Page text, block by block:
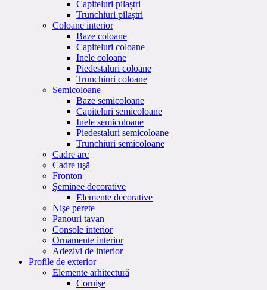
Capiteluri pilaștri
Trunchiuri pilaștri
Coloane interior
Baze coloane
Capiteluri coloane
Inele coloane
Piedestaluri coloane
Trunchiuri coloane
Semicoloane
Baze semicoloane
Capiteluri semicoloane
Inele semicoloane
Piedestaluri semicoloane
Trunchiuri semicoloane
Cadre arc
Cadre uşă
Fronton
Şeminee decorative
Elemente decorative
Nişe perete
Panouri tavan
Console interior
Ornamente interior
Adezivi de interior
Profile de exterior
Elemente arhitectură
Cornişe